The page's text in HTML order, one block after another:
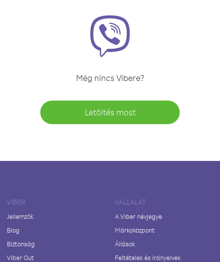
Még nincs Vibere?
Letöltés most
VIBER
Jellemzők
Blog
Biztonság
Viber Out
VÁLLALAT
A Viber névjegye
Márkaközpont
Állások
Feltételek és irányelvek